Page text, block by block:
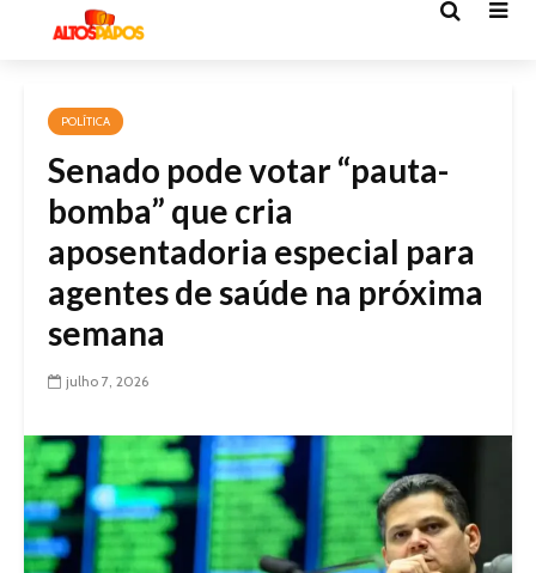
POLÍTICA
Senado pode votar “pauta-
bomba” que cria
aposentadoria especial para
agentes de saúde na próxima
semana
julho 7, 2026